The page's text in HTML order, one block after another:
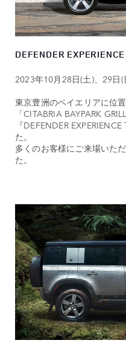
DEFENDER
2023年10月28日(土)、29日(
東京豊洲のベイエリアに位
「CITABRIA BAYPARK
『DEFENDER
た。
多くのお客様にご来場いた
た。​